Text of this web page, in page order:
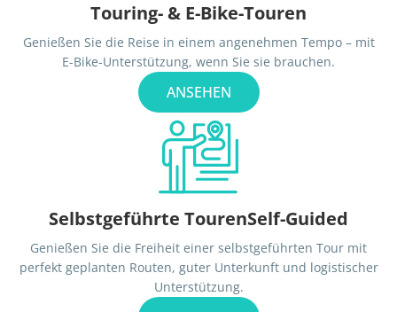
Touring- & E-Bike-Touren
Genießen Sie die Reise in einem angenehmen Tempo – mit
E-Bike-Unterstützung, wenn Sie sie brauchen.
ANSEHEN
Selbstgeführte TourenSelf-Guided
Genießen Sie die Freiheit einer selbstgeführten Tour mit
perfekt geplanten Routen, guter Unterkunft und logistischer
Unterstützung.